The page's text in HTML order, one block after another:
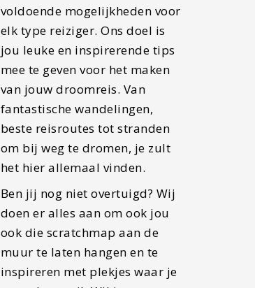
voldoende mogelijkheden voor
elk type reiziger. Ons doel is
jou leuke en inspirerende tips
mee te geven voor het maken
van jouw droomreis. Van
fantastische wandelingen,
beste reisroutes tot stranden
om bij weg te dromen, je zult
het hier allemaal vinden.
Ben jij nog niet overtuigd? Wij
doen er alles aan om ook jou
ook die scratchmap aan de
muur te laten hangen en te
inspireren met plekjes waar je